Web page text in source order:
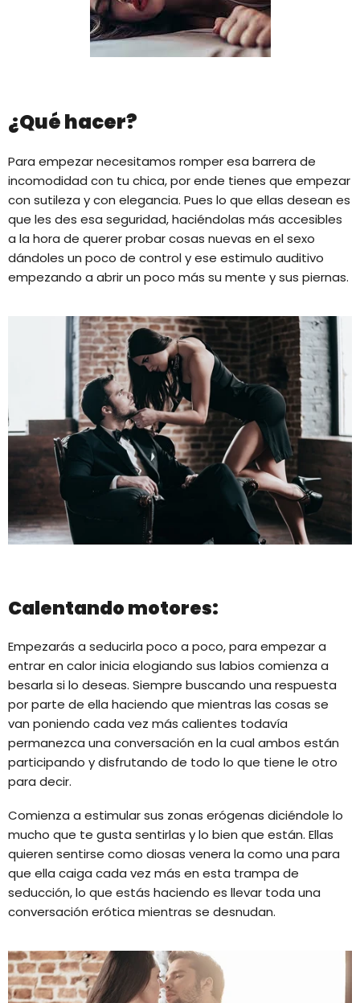
¿Qué hacer?
Para empezar necesitamos romper esa barrera de
incomodidad con tu chica, por ende tienes que empezar
con sutileza y con elegancia. Pues lo que ellas desean es
que les des esa seguridad, haciéndolas más accesibles
a la hora de querer probar cosas nuevas en el sexo
dándoles un poco de control y ese estimulo auditivo
empezando a abrir un poco más su mente y sus piernas.
Calentando motores:
Empezarás a seducirla poco a poco, para empezar a
entrar en calor inicia elogiando sus labios comienza a
besarla si lo deseas. Siempre buscando una respuesta
por parte de ella haciendo que mientras las cosas se
van poniendo cada vez más calientes todavía
permanezca una conversación en la cual ambos están
participando y disfrutando de todo lo que tiene le otro
para decir.
Comienza a estimular sus zonas erógenas diciéndole lo
mucho que te gusta sentirlas y lo bien que están. Ellas
quieren sentirse como diosas venera la como una para
que ella caiga cada vez más en esta trampa de
seducción, lo que estás haciendo es llevar toda una
conversación erótica mientras se desnudan.